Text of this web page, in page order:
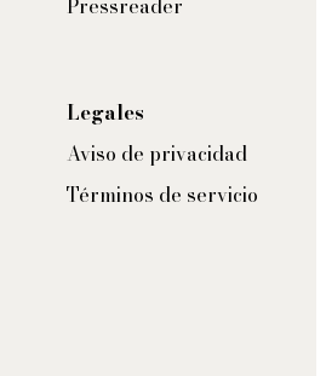
Legales
Aviso de privacidad
Términos de servicio